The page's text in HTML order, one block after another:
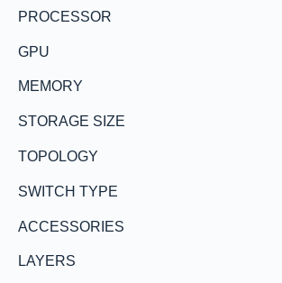
PROCESSOR
GPU
MEMORY
STORAGE SIZE
TOPOLOGY
SWITCH TYPE
ACCESSORIES
LAYERS